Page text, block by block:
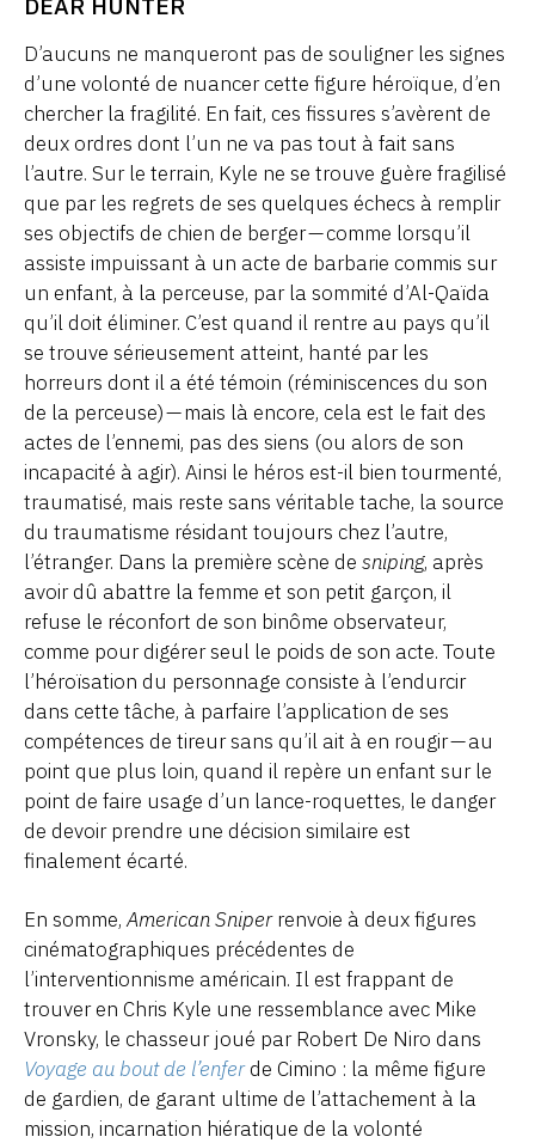
D’aucuns ne manqueront pas de souligner les signes
d’une volonté de nuancer cette figure héroïque, d’en
chercher la fragilité. En fait, ces fissures s’avèrent de
deux ordres dont l’un ne va pas tout à fait sans
l’autre. Sur le terrain, Kyle ne se trouve guère fragilisé
que par les regrets de ses quelques échecs à remplir
ses objectifs de chien de berger — comme lorsqu’il
assiste impuissant à un acte de barbarie commis sur
un enfant, à la perceuse, par la sommité d’Al-Qaïda
qu’il doit éliminer. C’est quand il rentre au pays qu’il
se trouve sérieusement atteint, hanté par les
horreurs dont il a été témoin (réminiscences du son
de la perceuse) — mais là encore, cela est le fait des
actes de l’ennemi, pas des siens (ou alors de son
incapacité à agir). Ainsi le héros est-il bien tourmenté,
traumatisé, mais reste sans véritable tache, la source
du traumatisme résidant toujours chez l’autre,
l’étranger. Dans la première scène de sniping, après
avoir dû abattre la femme et son petit garçon, il
refuse le réconfort de son binôme observateur,
comme pour digérer seul le poids de son acte. Toute
l’héroïsation du personnage consiste à l’endurcir
dans cette tâche, à parfaire l’application de ses
compétences de tireur sans qu’il ait à en rougir — au
point que plus loin, quand il repère un enfant sur le
point de faire usage d’un lance-roquettes, le danger
de devoir prendre une décision similaire est
finalement écarté.
En somme,American Sniperrenvoie à deux figures
cinématographiques précédentes de
l’interventionnisme américain. Il est frappant de
trouver en Chris Kyle une ressemblance avec Mike
Vronsky, le chasseur joué par Robert De Niro dans
Voyage au bout de l’enferde Cimino : la même figure
de gardien, de garant ultime de l’attachement à la
mission, incarnation hiératique de la volonté